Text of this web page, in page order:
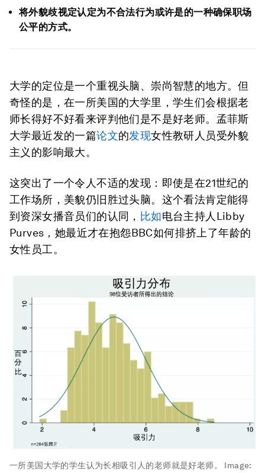
将外貌歧视定认定为不合法行为或许是的一种确保职场
公平的方式。
大学的定位是一个重视头脑、崇尚智慧的地方。但
奇怪的是，在一所美国的大学里，学生们会根据老
师长得好不好看来评判他们是不是好老师。孟菲斯
大学最近发的一篇论文的发现女性教研人员受外貌
主义的影响最大。
这突出了一个令人不适的发现：即使是在21世纪的
工作场所，美貌仍旧胜过头脑。这个看法肯定能得
到资深女播音员们的认同， 比如电台主持人Libby
Purves，她最近才在抱怨BBC如何排挤上了年龄的
女性员工。
一所美国大学的学生认为长相吸引人的老师就是好老师。
Image: